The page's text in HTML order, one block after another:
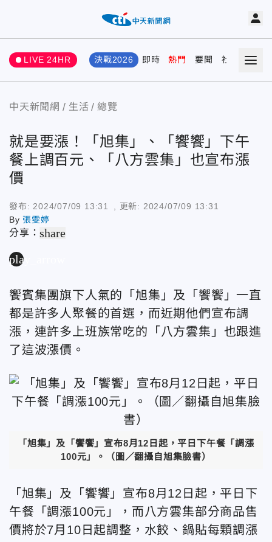
LIVE 24HR 決戰2026 即時 熱門 要聞 社會 娛樂
中天新聞網 生活 總覽
就是要漲！「旭集」、「饗饗」下午
餐上調百元、「八方雲集」也宣布漲
價
發布: 2024/07/09 13:31 , 更新: 2024/07/09 13:31
By張雯婷
分享：share
play_arrow
饗賓集團旗下人氣的「旭集」及「饗饗」一直
都是許多人聚餐的首選，而近期他們宣布調
漲，連許多上班族常吃的「八方雲集」也跟進
了這波漲價。
「旭集」及「饗饗」宣布8月12日起，平日下午餐「調漲
100元」。（圖／翻攝自旭集臉書）
「旭集」及「饗饗」宣布8月12日起，平日下
午餐「調漲100元」，而八方雲集部分商品售
價將於7月10日起調整，水餃、鍋貼每顆調漲